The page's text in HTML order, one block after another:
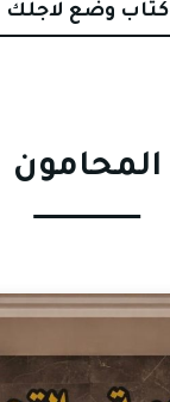
كتاب وضع لاجلك
المحامون